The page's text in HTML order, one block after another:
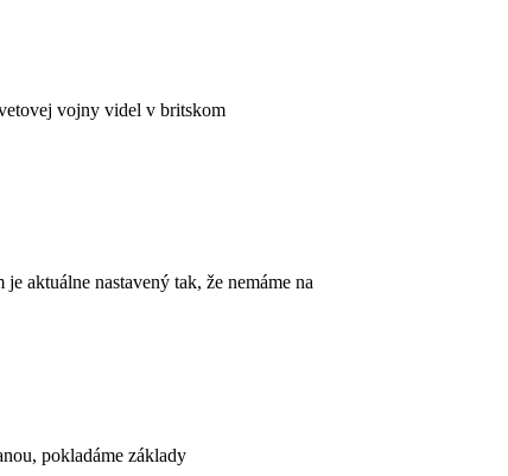
vojny videl v britskom
aktuálne nastavený tak, že nemáme na
pokladáme základy